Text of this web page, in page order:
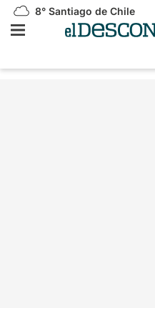
8° Santiago de Chile